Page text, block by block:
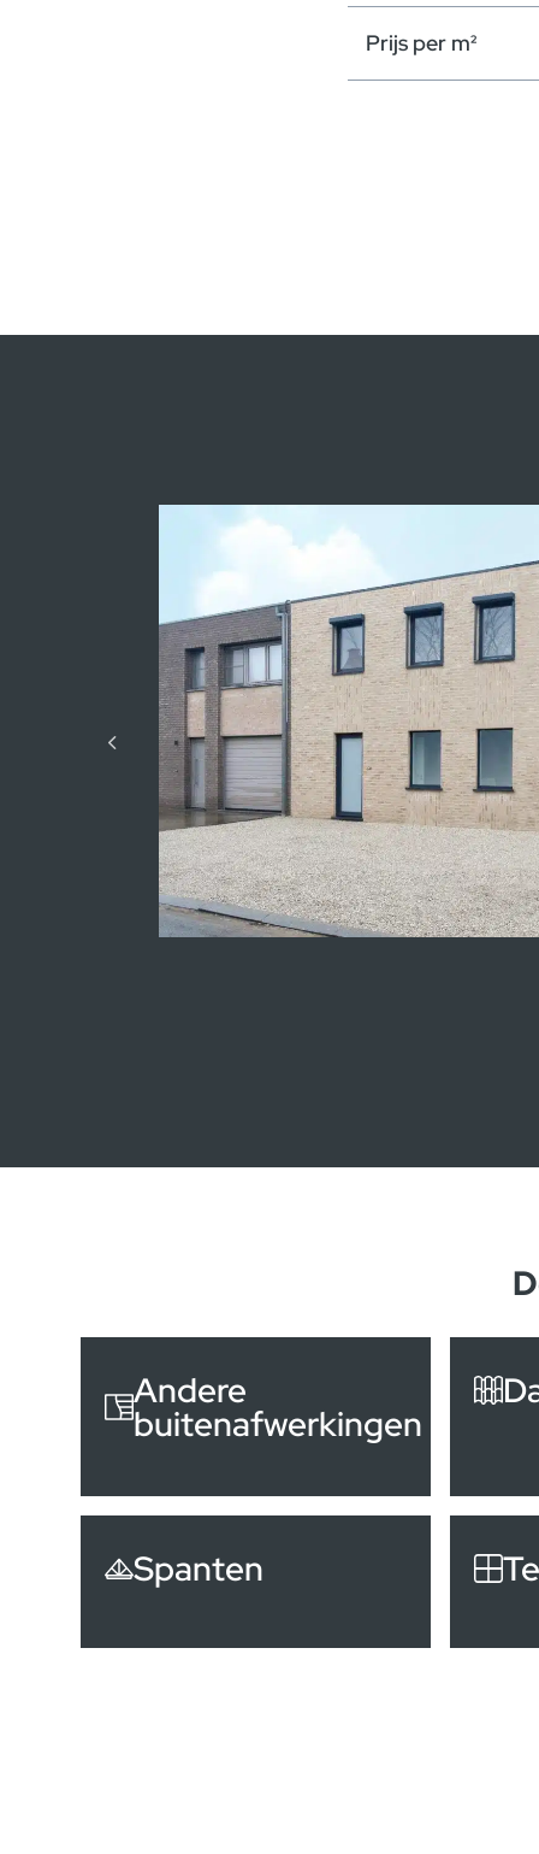
Prijs per m²
MODEL A - ZONDER CARPORT
MODEL B - ZONDER CARPORT
Beschikbaar depot
Andere
buitenafwerkingen
Spanten